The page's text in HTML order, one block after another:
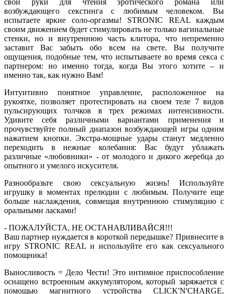
свои руки для чтения эротического романа или
возбуждающего секстинга с любимым человеком. Вы
испытаете яркие соло-оргазмы! STRONIC REAL каждым
своим движением будет стимулировать не только вагинальные
стенки, но и внутреннюю часть клитора, что непременно
заставит Вас забыть обо всем на свете. Вы получите
ощущения, подобные тем, что испытываете во время секса с
партнером: но именно тогда, когда Вы этого хотите – и
именно так, как нужно Вам!
Интуитивно понятное управление, расположенное на
рукоятке, позволяет протестировать на своем теле 7 видов
пульсирующих толчков в трех режимах интенсивности.
Удивите себя различными вариантами применения и
прочувствуйте полный диапазон возбуждающей игры одним
нажатием кнопки. Экстра-мощные удары станут медленно
переходить в нежные колебания: Вас будут ублажать
различные «любовники» - от молодого и дикого жеребца до
опытного и умелого искусителя.
Разнообразьте свою сексуальную жизнь! Используйте
игрушку в моментах прелюдии с любимым. Получите еще
больше наслаждения, совмещая внутреннюю стимуляцию с
оральными ласками!
- ПОЖАЛУЙСТА, НЕ ОСТАНАВЛИВАЙСЯ!!!
Ваш партнер нуждается в короткой передышке? Привнесите в
игру STRONIC REAL и используйте его как сексуального
помощника!
Выносливость = Дело Чести! Это интимное приспособление
оснащено встроенным аккумулятором, который заряжается с
помощью магнитного устройства CLICK'N'CHARGE,